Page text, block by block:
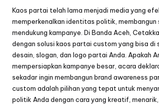
Kaos partai telah lama menjadi media yang
memperkenalkan identitas politik, membangun
mendukung kampanye. Di Banda Aceh,
dengan solusi kaos partai custom yang bisa di
desain, slogan, dan logo partai Anda. Apakah
mempersiapkan kampanye besar, acara
sekadar ingin membangun brand awareness
custom adalah pilihan yang tepat untuk
politik Anda dengan cara yang kreatif, menarik,